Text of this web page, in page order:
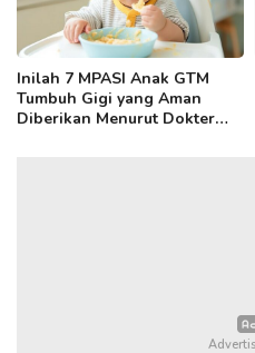
Inilah 7 MPASI Anak GTM
Tumbuh Gigi yang Aman
Diberikan Menurut Dokter